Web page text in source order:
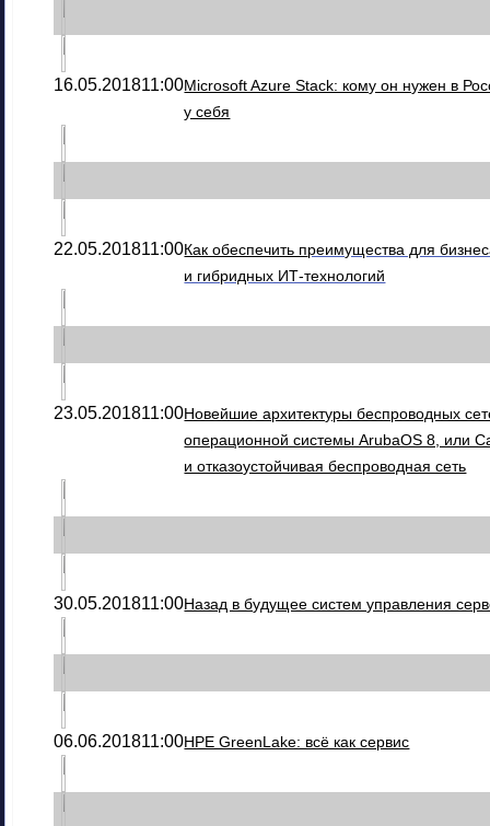
16.05.201811:00Microsoft Azure Stack: кому он нужен в
у себя
22.05.201811:00Как обеспечить преимущества для
и гибридных ИТ-технологий
23.05.201811:00Новейшие архитектуры беспроводных
операционной системы ArubaOS 8, или
и отказоустойчивая беспроводная сеть
30.05.201811:00Назад в будущее систем управления
06.06.201811:00HPE GreenLake: всё как сервис